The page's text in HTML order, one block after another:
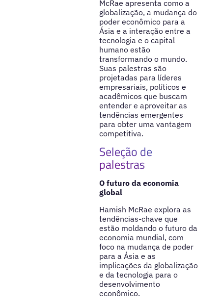
McRae apresenta como a
globalização, a mudança do
poder econômico para a
Ásia e a interação entre a
tecnologia e o capital
humano estão
transformando o mundo.
Suas palestras são
projetadas para líderes
empresariais, políticos e
acadêmicos que buscam
entender e aproveitar as
tendências emergentes
para obter uma vantagem
competitiva.
Seleção de
palestras
O futuro da economia
global
Hamish McRae explora as
tendências-chave que
estão moldando o futuro da
economia mundial, com
foco na mudança de poder
para a Ásia e as
implicações da globalização
e da tecnologia para o
desenvolvimento
econômico.